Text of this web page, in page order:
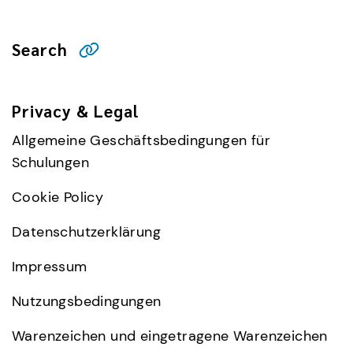
Search
Privacy & Legal
Allgemeine Geschäftsbedingungen für
Schulungen
Cookie Policy
Datenschutzerklärung
Impressum
Nutzungsbedingungen
Warenzeichen und eingetragene Warenzeichen